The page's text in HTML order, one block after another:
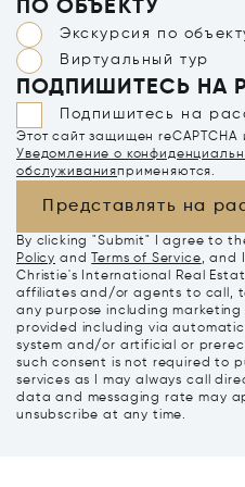
ПО ОБЪЕКТУ
Экскурсия по
Виртуальный тур
ПОДПИШИТЕСЬ НА
Подпишитесь на
Этот сайт защищен reCAPTCHA
Уведомление о
обслуживанияприменяются.
Представлять на
By clicking "Submit" I agree to
Policy and Terms of Service, and
Christie's International Real
affiliates and/or agents to call,
any purpose including
provided including via
system and/or artificial or
such consent is not required to
services as I may always call
data and messaging rate may
unsubscribe at any time.